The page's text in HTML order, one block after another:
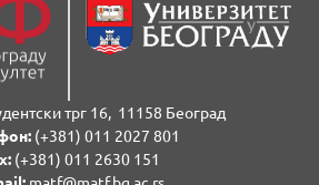
трг 16, 11158 Београд
(+381) 011 2027 801
(+381) 011 2630 151